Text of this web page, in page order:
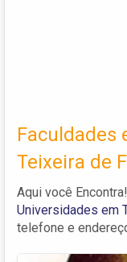
Faculdades
Teixeira de
Aqui você
Universidades em
telefone e